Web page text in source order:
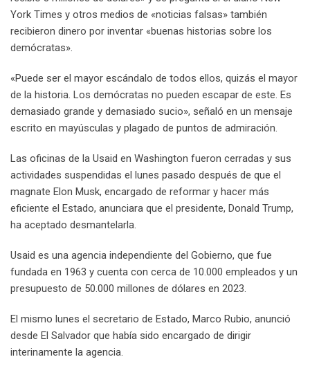
York Times y otros medios de «noticias falsas» también
recibieron dinero por inventar «buenas historias sobre los
demócratas».
«Puede ser el mayor escándalo de todos ellos, quizás el mayor
de la historia. Los demócratas no pueden escapar de este. Es
demasiado grande y demasiado sucio», señaló en un mensaje
escrito en mayúsculas y plagado de puntos de admiración.
Las oficinas de la Usaid en Washington fueron cerradas y sus
actividades suspendidas el lunes pasado después de que el
magnate Elon Musk, encargado de reformar y hacer más
eficiente el Estado, anunciara que el presidente, Donald Trump,
ha aceptado desmantelarla.
Usaid es una agencia independiente del Gobierno, que fue
fundada en 1963 y cuenta con cerca de 10.000 empleados y un
presupuesto de 50.000 millones de dólares en 2023.
El mismo lunes el secretario de Estado, Marco Rubio, anunció
desde El Salvador que había sido encargado de dirigir
interinamente la agencia.